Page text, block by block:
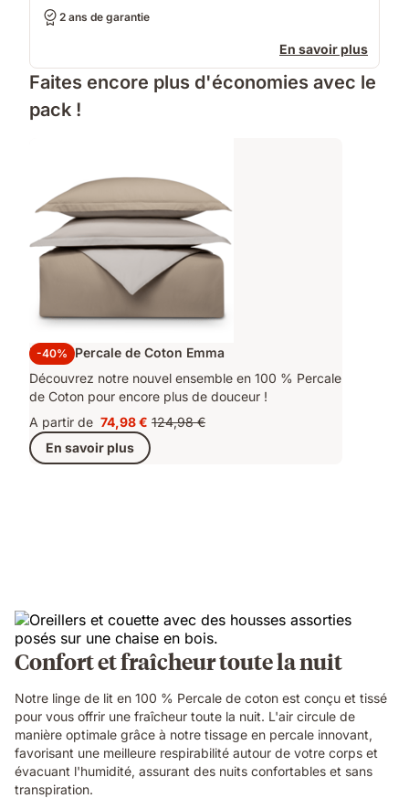
2 ans de garantie
En savoir plus
Faites encore plus d'économies avec le
pack !
-40%
Parure Percale de Coton Emma
Découvrez notre nouvel ensemble en 100 % Percale
de Coton pour encore plus de douceur !
A partir de Prix
74,98 €
74,98 € Prix
124,98 €
En savoir plus
Confort et fraîcheur toute la nuit
Notre linge de lit en 100 % Percale de coton est conçu et tissé
pour vous offrir une fraîcheur toute la nuit. L'air circule de
manière optimale grâce à notre tissage en percale innovant,
favorisant une meilleure respirabilité autour de votre corps et
évacuant l'humidité, assurant des nuits confortables et sans
transpiration.